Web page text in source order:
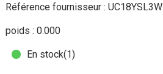
Référence fournisseur :
poids : 0.000
En stock(1)